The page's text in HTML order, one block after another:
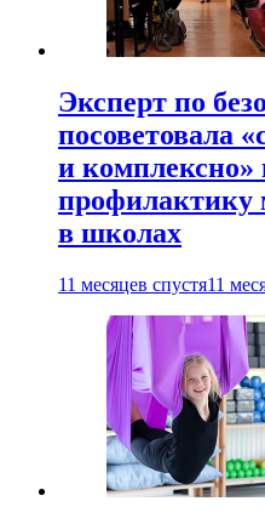
Эксперт по
посоветовала
и комплексно»
профилактику
в школах
11 месяцев спустя11